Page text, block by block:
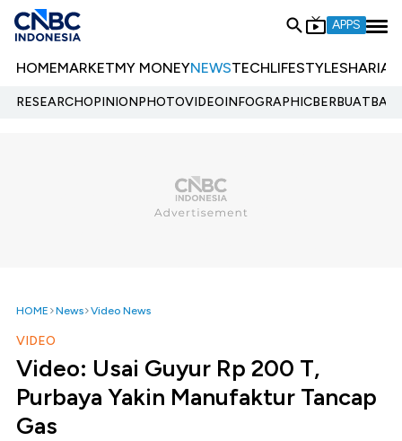
APPS
HOMEMARKETMY MONEYNEWSTECHLIFESTYLESHARIA
RESEARCHOPINIONPHOTOVIDEOINFOGRAPHIC
HOME News Video News
VIDEO
Video: Usai Guyur Rp 200 T,
Purbaya Yakin Manufaktur Tancap
Gas